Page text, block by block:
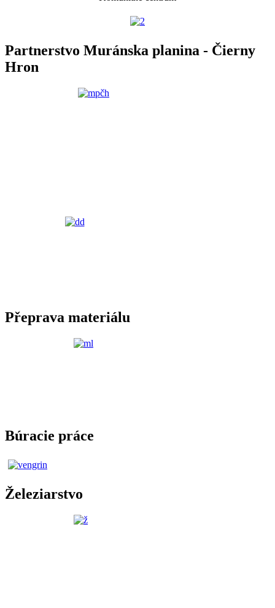
Partnerstvo Muránska planina - Čierny
Hron
Přeprava materiálu
Búracie práce
Železiarstvo